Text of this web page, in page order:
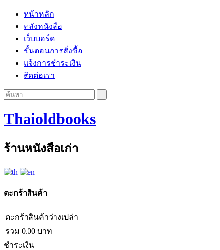
หน้าหลัก
คลังหนังสือ
เว็บบอร์ด
ขั้นตอนการสั่งซื้อ
แจ้งการชำระเงิน
ติดต่อเรา
Thaioldbooks
ร้านหนังสือเก่า
ตะกร้าสินค้า
ตะกร้าสินค้าว่างเปล่า
รวม 0.00 บาท
ชำระเงิน